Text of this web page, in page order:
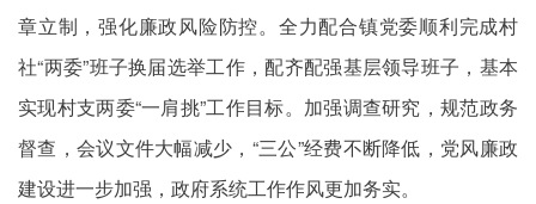
章立制，强化廉政风险防控。全力配合镇党委顺利完成村
社“两委”班子换届选举工作，配齐配强基层领导班子，基本
实现村支两委“一肩挑”工作目标。加强调查研究，规范政务
督查，会议文件大幅减少，“三公”经费不断降低，党风廉政
建设进一步加强，政府系统工作作风更加务实。